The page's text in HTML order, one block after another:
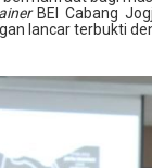
BEI Cabang
lancar terbukti